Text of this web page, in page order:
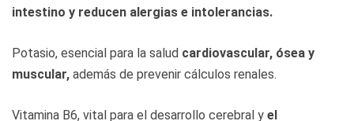
intestino y reducen alergias e intolerancias.
Potasio, esencial para la salud cardiovascular, ósea y
muscular, además de prevenir cálculos renales.
Vitamina B6, vital para el desarrollo cerebral y el